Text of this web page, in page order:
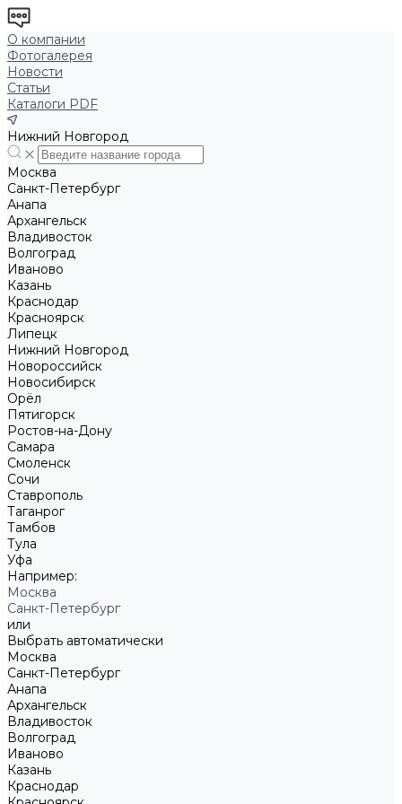
О компании
Фотогалерея
Новости
Статьи
Каталоги PDF
Нижний Новгород
Москва
Санкт-Петербург
Анапа
Архангельск
Владивосток
Волгоград
Иваново
Казань
Краснодар
Красноярск
Липецк
Нижний Новгород
Новороссийск
Новосибирск
Орёл
Пятигорск
Ростов-на-Дону
Самара
Смоленск
Сочи
Ставрополь
Таганрог
Тамбов
Тула
Уфа
Например:
Москва
Санкт-Петербург
или
Выбрать автоматически
Москва
Санкт-Петербург
Анапа
Архангельск
Владивосток
Волгоград
Иваново
Казань
Краснодар